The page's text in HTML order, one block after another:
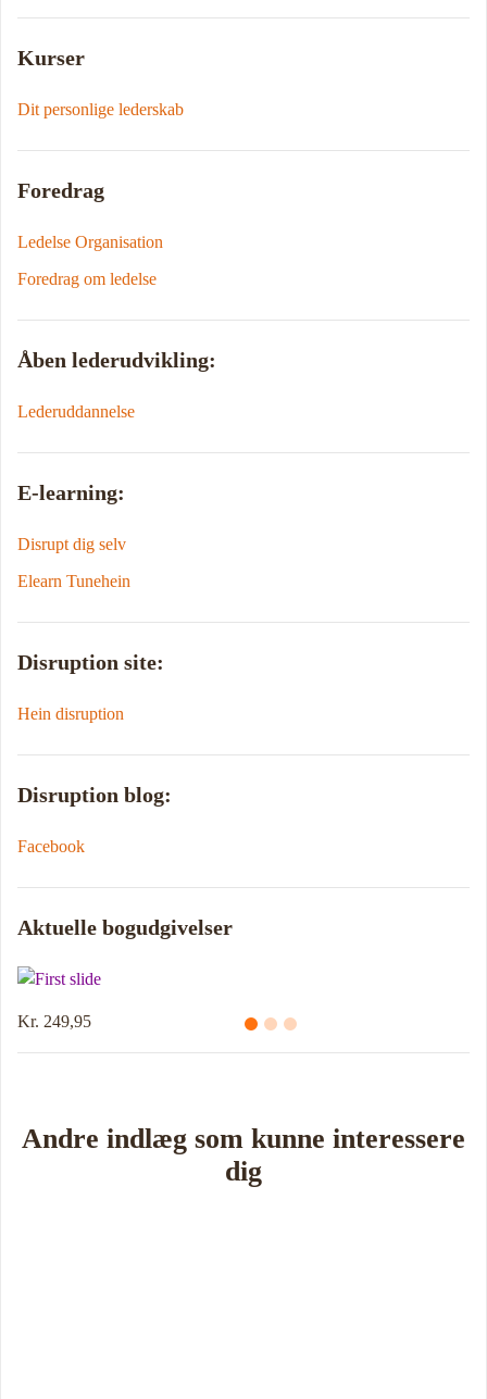
Kurser
Dit personlige lederskab
Foredrag
Ledelse Organisation
Foredrag om ledelse
Åben lederudvikling:
Lederuddannelse
E-learning:
Disrupt dig selv
Elearn Tunehein
Disruption site:
Hein disruption
Disruption blog:
Facebook
Aktuelle bogudgivelser
Kr. 214,95
Andre indlæg som kunne interessere
dig